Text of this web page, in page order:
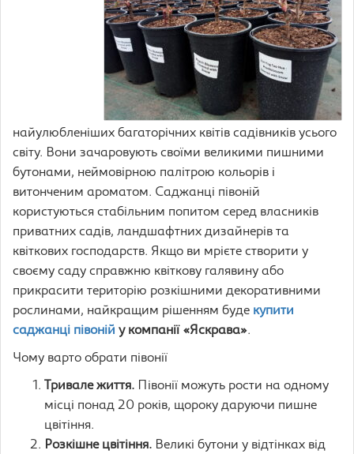
найулюбленіших багаторічних квітів садівників усього
світу. Вони зачаровують своїми великими пишними
бутонами, неймовірною палітрою кольорів і
витонченим ароматом. Саджанці півоній
користуються стабільним попитом серед власників
приватних садів, ландшафтних дизайнерів та
квіткових господарств. Якщо ви мрієте створити у
своєму саду справжню квіткову галявину або
прикрасити територію розкішними декоративними
рослинами, найкращим рішенням буде купити
саджанці півоній у компанії «Яскрава».
Чому варто обрати півонії
Тривале життя. Півонії можуть рости на одному
місці понад 20 років, щороку даруючи пишне
цвітіння.
Розкішне цвітіння. Великі бутони у відтінках від